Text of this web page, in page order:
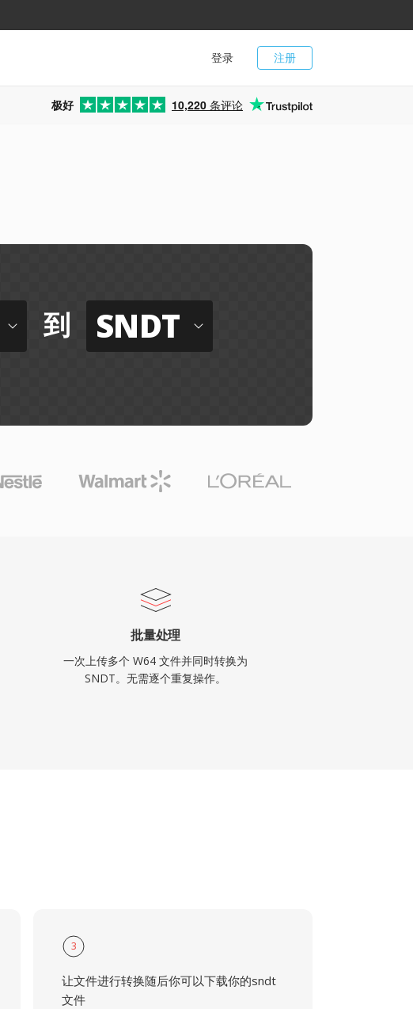
注册
登录
极好 10,220 条评论
到 SNDT
批量处理
一次上传多个 W64 文件并同时转换为
SNDT。无需逐个重复操作。
3
让文件进行转换随后你可以下载你的sndt
文件